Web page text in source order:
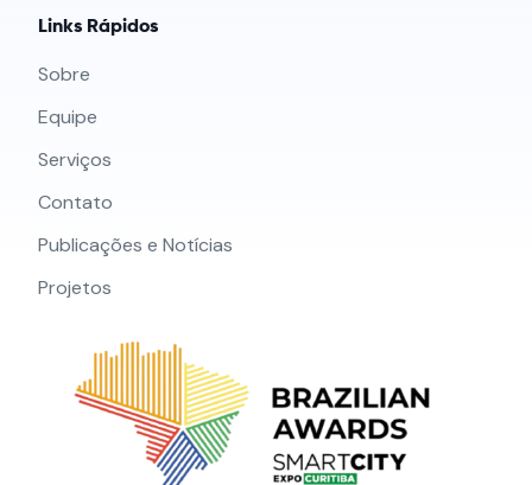
Links Rápidos
Sobre
Equipe
Serviços
Contato
Publicações e Notícias
Projetos